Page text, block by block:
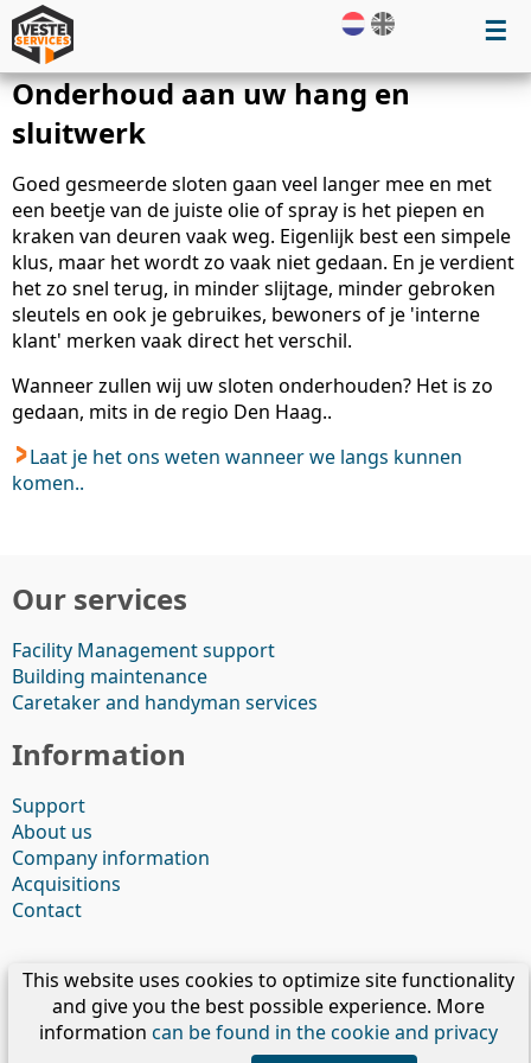
☰
Onderhoud aan uw hang en
sluitwerk
Goed gesmeerde sloten gaan veel langer mee en met
een beetje van de juiste olie of spray is het piepen en
kraken van deuren vaak weg. Eigenlijk best een simpele
klus, maar het wordt zo vaak niet gedaan. En je verdient
het zo snel terug, in minder slijtage, minder gebroken
sleutels en ook je gebruikes, bewoners of je 'interne
klant' merken vaak direct het verschil.
Wanneer zullen wij uw sloten onderhouden? Het is zo
gedaan, mits in de regio Den Haag..
Laat je het ons weten wanneer we langs kunnen
komen..
Our services
Facility Management support
Building maintenance
Caretaker and handyman services
Information
Support
About us
Company information
Acquisitions
Contact
Privacy|Disclaimer| Cookies|Terms &
Conditions
Copyright © 2026 - Veste Services
This website uses cookies to optimize site functionality
and give you the best possible experience. More
informationcan be found in the cookie and privacy